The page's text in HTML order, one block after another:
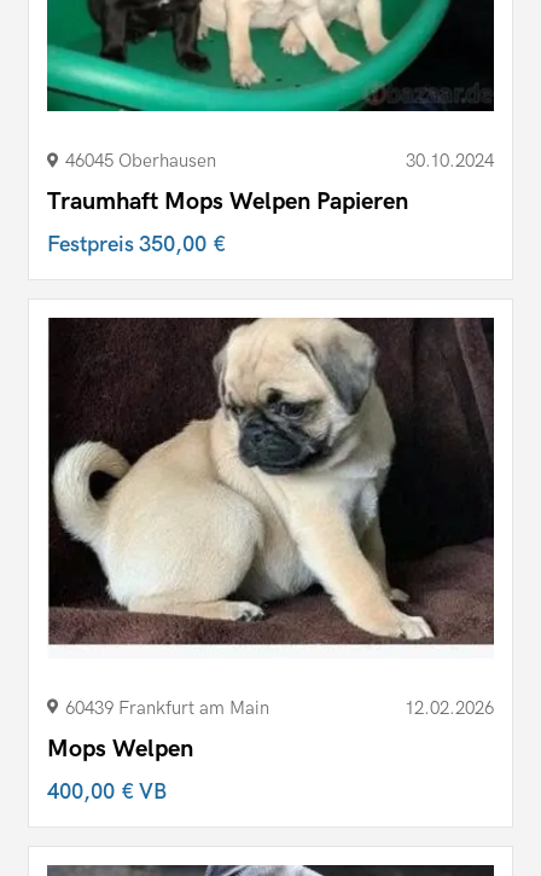
46045 Oberhausen 30.10.2024
Traumhaft Mops Welpen Papieren
Festpreis350,00 €
60439 Frankfurt am Main 12.02.2026
Mops Welpen
400,00 €VB